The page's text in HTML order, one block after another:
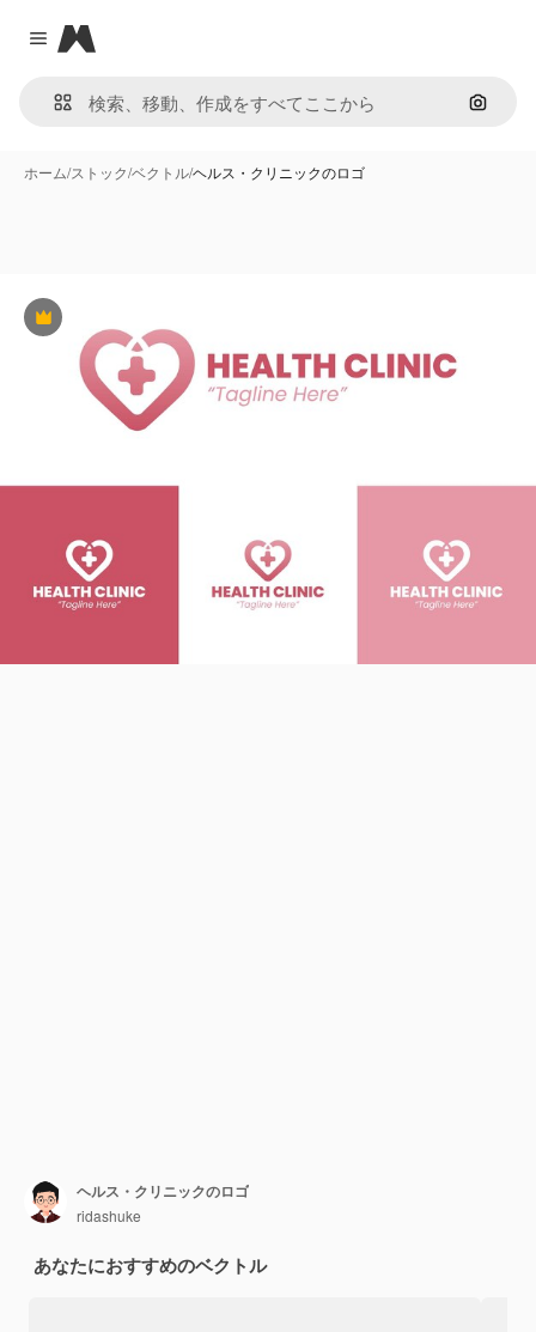
Close menu
Magnific
画像で
ホーム/ストック/ベクトル/ヘルス・クリニックのロゴ
Premium
ヘルス・クリニックのロゴ
ridashuke
あなたにおすすめのベクトル